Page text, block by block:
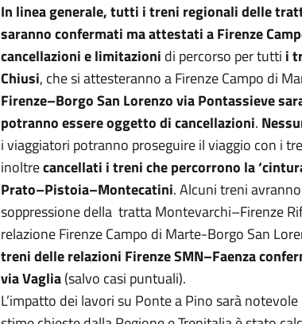
In linea generale, tutti i treni regionali delle
saranno confermati ma attestati a Firenze
cancellazioni e limitazioni di percorso per tutti i
Chiusi, che si attesteranno a Firenze Campo di
Firenze–Borgo San Lorenzo via Pontassieve
potranno essere oggetto di cancellazioni.
i viaggiatori potranno proseguire il viaggio con i
inoltrecancellati i treni che percorrono la
Prato–Pistoia–Montecatini. Alcuni treni
soppressione della tratta Montevarchi–Firenze
relazione Firenze Campo di Marte-Borgo San
treni delle relazioni Firenze SMN–Faenza
via Vaglia(salvo casi puntuali).
L’impatto dei lavori su Ponte a Pino sarà